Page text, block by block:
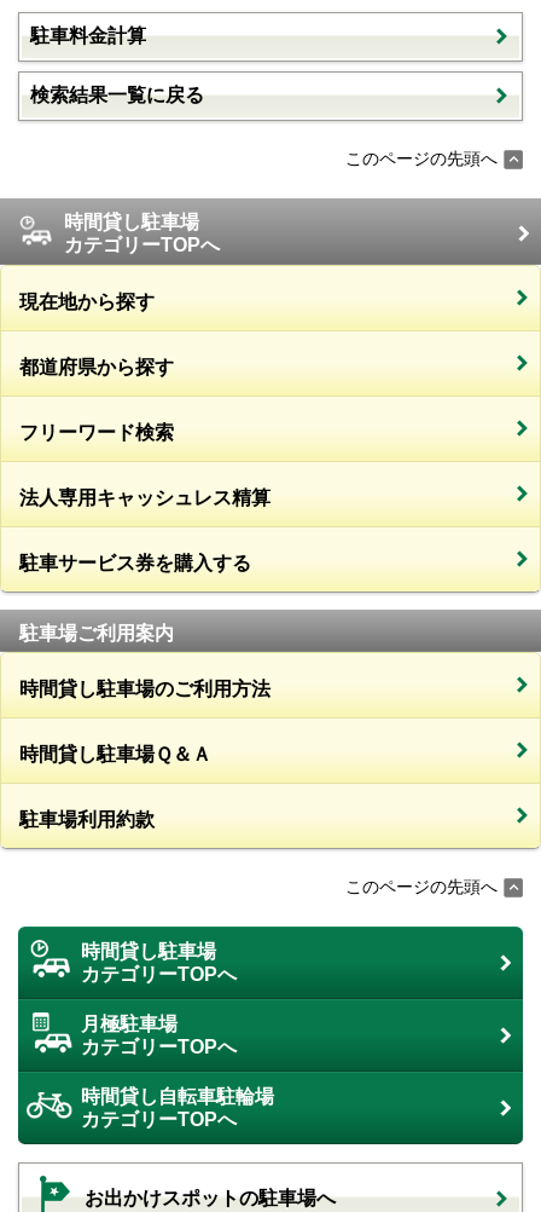
駐車料金計算
検索結果一覧に戻る
このページの先頭へ
時間貸し駐車場
カテゴリーTOPへ
現在地から探す
都道府県から探す
フリーワード検索
法人専用キャッシュレス精算
駐車サービス券を購入する
駐車場ご利用案内
時間貸し駐車場のご利用方法
時間貸し駐車場Ｑ＆Ａ
駐車場利用約款
このページの先頭へ
時間貸し駐車場
カテゴリーTOPへ
月極駐車場
カテゴリーTOPへ
時間貸し自転車駐輪場
カテゴリーTOPへ
お出かけスポットの駐車場へ